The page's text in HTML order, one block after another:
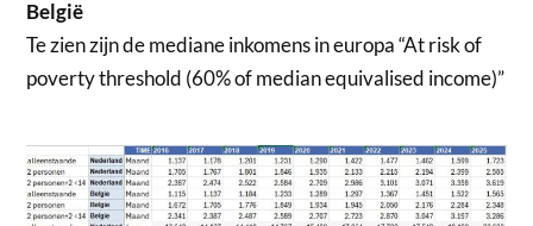
België
Te zien zijn de mediane inkomens in europa “At risk of
poverty threshold (60% of median equivalised income)”